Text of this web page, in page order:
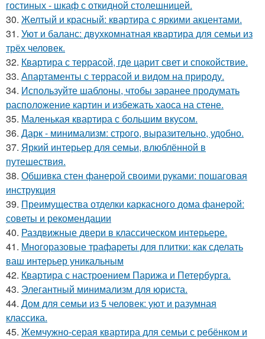
гостиных - шкаф с откидной столешницей.
30. Желтый и красный: квартира с яркими акцентами.
31. Уют и баланс: двухкомнатная квартира для семьи из
трёх человек.
32. Квартира с террасой, где царит свет и спокойствие.
33. Апартаменты с террасой и видом на природу.
34. Используйте шаблоны, чтобы заранее продумать
расположение картин и избежать хаоса на стене.
35. Маленькая квартира с большим вкусом.
36. Дарк - минимализм: строго, выразительно, удобно.
37. Яркий интерьер для семьи, влюблённой в
путешествия.
38. Обшивка стен фанерой своими руками: пошаговая
инструкция
39. Преимущества отделки каркасного дома фанерой:
советы и рекомендации
40. Раздвижные двери в классическом интерьере.
41. Многоразовые трафареты для плитки: как сделать
ваш интерьер уникальным
42. Квартира с настроением Парижа и Петербурга.
43. Элегантный минимализм для юриста.
44. Дом для семьи из 5 человек: уют и разумная
классика.
45. Жемчужно-серая квартира для семьи с ребёнком и